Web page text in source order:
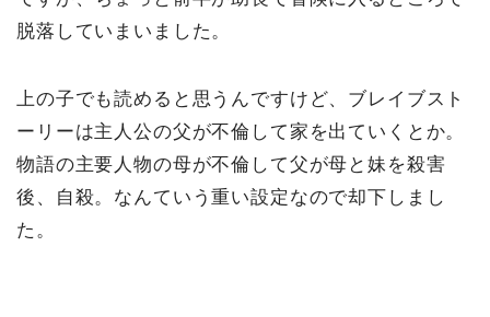
脱落していまいました。
上の子でも読めると思うんですけど、ブレイブスト
ーリーは主人公の父が不倫して家を出ていくとか。
物語の主要人物の母が不倫して父が母と妹を殺害
後、自殺。なんていう重い設定なので却下しまし
た。